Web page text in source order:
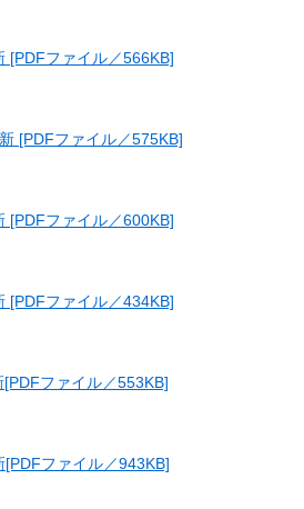
[PDFファイル／566KB]
[PDFファイル／575KB]
[PDFファイル／600KB]
[PDFファイル／434KB]
ファイル／553KB]
ファイル／943KB]